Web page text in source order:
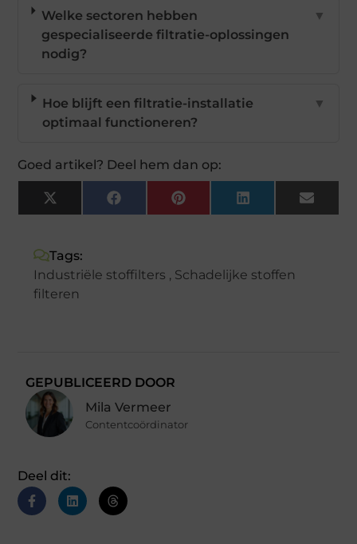
Welke sectoren hebben
gespecialiseerde filtratie-oplossingen
nodig?
▼
Hoe blijft een filtratie-installatie
optimaal functioneren?
▼
Goed artikel? Deel hem dan op:
X
(Twitter)
FacebookPinterestLinkedIn Email
Tags:
Industriële stoffilters , Schadelijke stoffen
filteren
GEPUBLICEERD DOOR
Mila Vermeer
Contentcoördinator
Deel dit: